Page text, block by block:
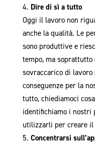
Dire di sì a tutto
Oggi il lavoro non
anche la qualità. Le
sono produttive e
tempo, ma soprattutto
sovraccarico di
conseguenze per la
tutto, chiediamoci
identifichiamo i nostri
utilizzarli per creare il
Concentrarsi